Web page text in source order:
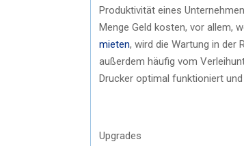
Produktivität eines
Menge Geld kosten, vor allem,
mieten, wird die Wartung in der
außerdem häufig vom
Drucker optimal funktioniert
Upgrades